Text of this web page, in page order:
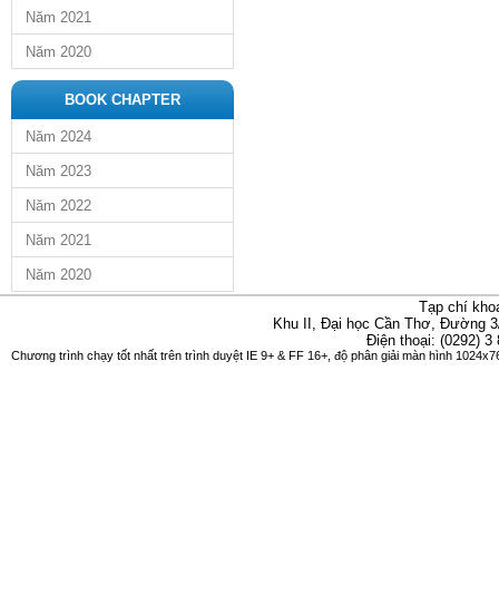
Năm 2021
Năm 2020
BOOK CHAPTER
Năm 2024
Năm 2023
Năm 2022
Năm 2021
Năm 2020
Tạp chí
Khu II, Đại học Cần Thơ, Đường
Điện thoại: (0292)
Chương trình chạy tốt nhất trên trình duyệt IE 9+ & FF 16+, độ phân giải màn hình